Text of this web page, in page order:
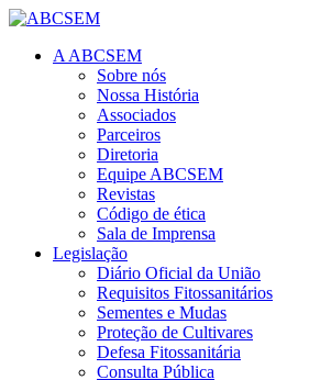
A ABCSEM
Sobre nós
Nossa História
Associados
Parceiros
Diretoria
Equipe ABCSEM
Revistas
Código de ética
Sala de Imprensa
Legislação
Diário Oficial da União
Requisitos Fitossanitários
Sementes e Mudas
Proteção de Cultivares
Defesa Fitossanitária
Consulta Pública